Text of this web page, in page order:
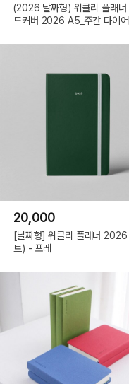
(2026 날짜형) 위클리 플래너
드커버 2026 A5_주간 다이
20,000
[날짜형] 위클리 플래너 2026
트) - 포레